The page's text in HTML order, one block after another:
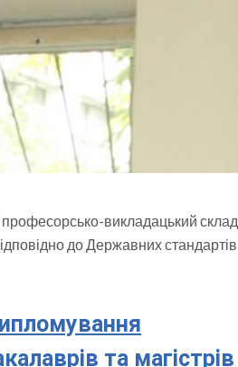
викладацький склад
до Державних стандартів
та магістрів